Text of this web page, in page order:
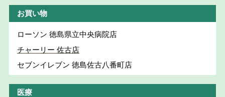
お買い物
ローソン 徳島県立中央病院店
チャーリー 佐古店
セブンイレブン 徳島佐古八番町店
医療